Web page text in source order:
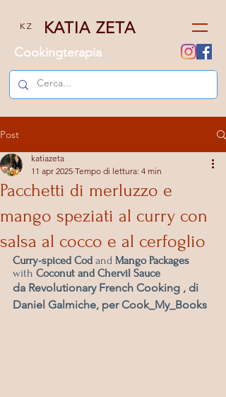
K Z KATIA ZETA
Cookingterapia
Post
Pacchetti di merluzzo e
mango speziati al curry con
salsa al cocco e al cerfoglio
katiazeta
11 apr 2025 Tempo di lettura: 4 min
Curry-spiced Cod and Mango Packages
with Coconut and Chervil Sauce
da Revolutionary French Cooking , di
Daniel Galmiche, per Cook_My_Books